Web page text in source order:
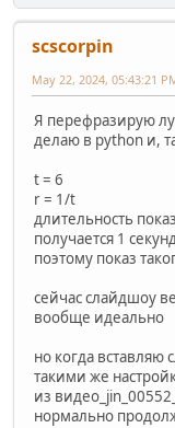
scscorpin
May 22, 2024, 05:43:21
Я перефразирую
делаю в python и,
t = 6
r = 1/t
длительность
получается 1
поэтому показ
сейчас слайдшоу
вообще идеально
но когда вставляю
такими же
из
нормально